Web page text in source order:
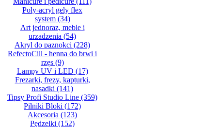
Poly-acryl gely flex
system(34)
Art jednoraz, meble i
urzadzenia (54)
Akryl do paznokci (228)
RefectoCill - henna do brwi i
rzęs(9)
Lampy UV i LED (17)
Frezarki, frezy, kapturki,
nasadki (141)
Tipsy Profi Studio Line (359)
Pilniki Bloki (172)
Akcesoria (123)
Pędzelki (152)